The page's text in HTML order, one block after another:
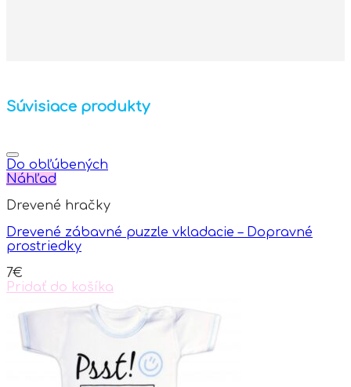
Súvisiace produkty
Do obľúbených
Náhľad
Drevené hračky
Drevené zábavné puzzle vkladacie – Dopravné
prostriedky
7€
Pridať do košíka